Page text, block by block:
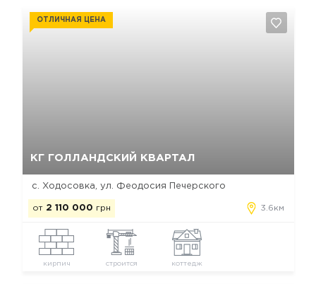
КГ ГОЛЛАНДСКИЙ КВАРТАЛ
ОТЛИЧНАЯ ЦЕНА
с. Ходосовка, ул. Феодосия Печерского
от 2 110 000 грн 3.6км
кирпич строится коттедж